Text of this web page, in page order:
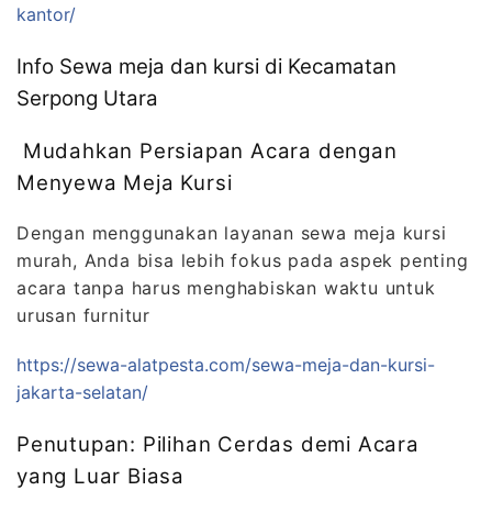
kantor/
Info Sewa meja dan kursi di Kecamatan
Serpong Utara
Mudahkan Persiapan Acara dengan
Menyewa Meja Kursi
Dengan menggunakan layanan sewa meja kursi
murah, Anda bisa lebih fokus pada aspek penting
acara tanpa harus menghabiskan waktu untuk
urusan furnitur
https://sewa-alatpesta.com/sewa-meja-dan-kursi-
jakarta-selatan/
Penutupan: Pilihan Cerdas demi Acara
yang Luar Biasa